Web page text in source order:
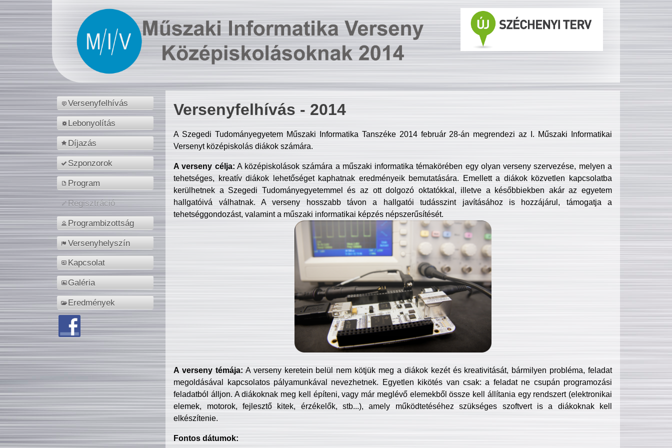
Versenyfelhívás
Lebonyolítás
Díjazás
Szponzorok
Program
Regisztráció
Programbizottság
Versenyhelyszín
Kapcsolat
Galéria
Eredmények
Versenyfelhívás - 2014
A Szegedi Tudományegyetem Műszaki Informatika Tanszéke 2014 február 28-án megrendezi az I. Műszaki Informatikai
Versenyt középiskolás diákok számára.
A verseny célja: A középiskolások számára a műszaki informatika témakörében egy olyan verseny szervezése, melyen a
tehetséges, kreatív diákok lehetőséget kaphatnak eredményeik bemutatására. Emellett a diákok közvetlen kapcsolatba
kerülhetnek a Szegedi Tudományegyetemmel és az ott dolgozó oktatókkal, illetve a későbbiekben akár az egyetem
hallgatóivá válhatnak. A verseny hosszabb távon a hallgatói tudásszint javításához is hozzájárul, támogatja a
tehetséggondozást, valamint a műszaki informatikai képzés népszerűsítését.
A verseny témája: A verseny keretein belül nem kötjük meg a diákok kezét és kreativitását, bármilyen probléma, feladat
megoldásával kapcsolatos pályamunkával nevezhetnek. Egyetlen kikötés van csak: a feladat ne csupán programozási
feladatból álljon. A diákoknak meg kell építeni, vagy már meglévő elemekből össze kell állítania egy rendszert (elektronikai
elemek, motorok, fejlesztő kitek, érzékelők, stb...), amely működtetéséhez szükséges szoftvert is a diákoknak kell
elkészítenie.
Fontos dátumok: